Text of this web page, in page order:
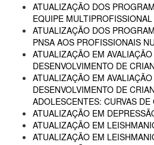
ATUALIZAÇÃO DOS
EQUIPE MULTIPROFISSIONAL
ATUALIZAÇÃO DOS
PNSA AOS PROFISSIONAIS
ATUALIZAÇÃO EM
DESENVOLVIMENTO DE
ATUALIZAÇÃO EM
DESENVOLVIMENTO DE
ADOLESCENTES: CURVAS
ATUALIZAÇÃO EM
ATUALIZAÇÃO EM
ATUALIZAÇÃO EM